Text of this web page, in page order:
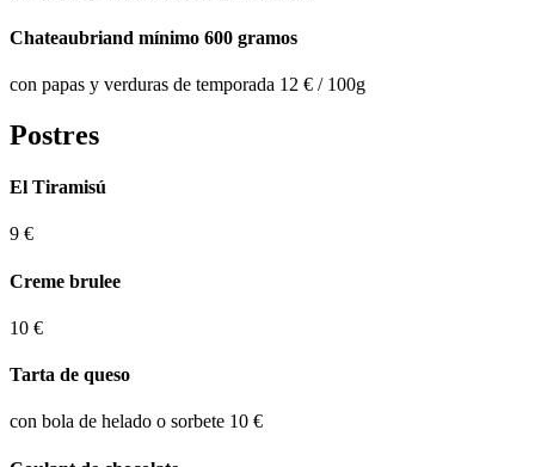
Chateaubriand mínimo 600 gramos
con papas y verduras de temporada 12 € / 100g
Postres
El Tiramisú
9 €
Creme brulee
10 €
Tarta de queso
con bola de helado o sorbete 10 €